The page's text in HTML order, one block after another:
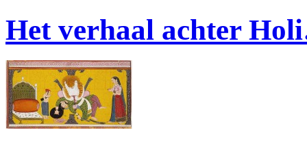
Het verhaal achter